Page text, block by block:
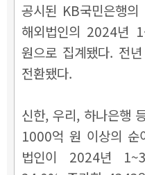
공시된 KB국민은행
해외법인의 2024년
원으로 집계됐다. 전
전환됐다.
신한, 우리, 하나은행
1000억 원 이상의 순
법인이 2024년